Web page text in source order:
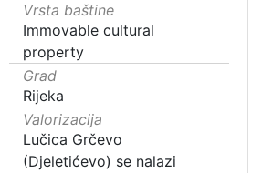
Vrsta baštine
Immovable cultural
property
Grad
Rijeka
Valorizacija
Lučica Grčevo
(Djeletićevo) se nalazi